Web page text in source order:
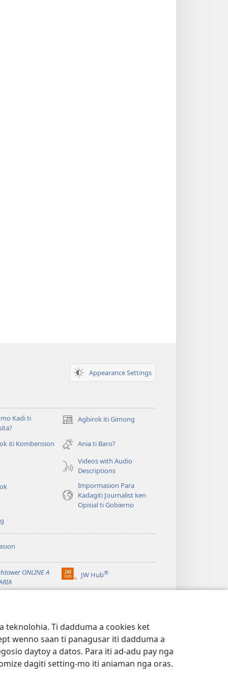
teknolohia. Ti dadduma a cookies ket
wenno saan ti panagusar iti dadduma a
daytoy a datos. Para iti ad-adu pay nga
dagiti setting-mo iti aniaman nga oras.
Appearance Settings
Kadi ti
Agbirok iti Gimong
(manglukat
baro
window)
iti Kombension
Ania ti Baro?
Videos with Audio
Descriptions
Impormasion Para
Kadagiti Journalist ken
Opisial ti Gobierno
ONLINE A
JW Hub®
(manglukat
iti